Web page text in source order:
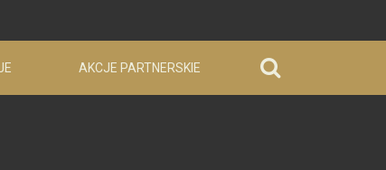
AKCJE PARTNERSKIE